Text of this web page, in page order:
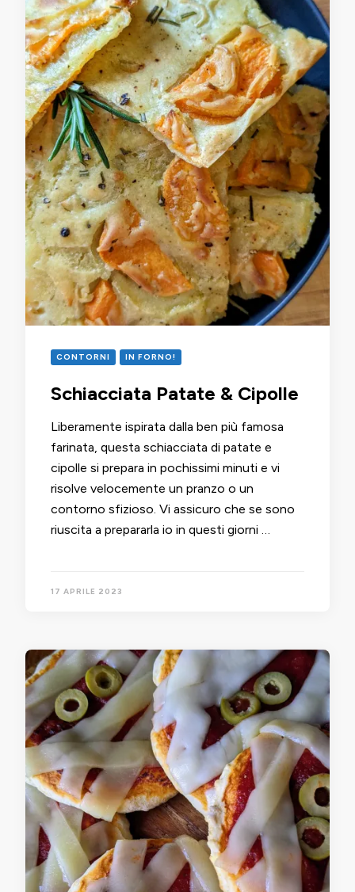
CONTORNI IN FORNO!
Schiacciata Patate & Cipolle
Liberamente ispirata dalla ben più famosa
farinata, questa schiacciata di patate e
cipolle si prepara in pochissimi minuti e vi
risolve velocemente un pranzo o un
contorno sfizioso. Vi assicuro che se sono
riuscita a prepararla io in questi giorni …
17 APRILE 2023